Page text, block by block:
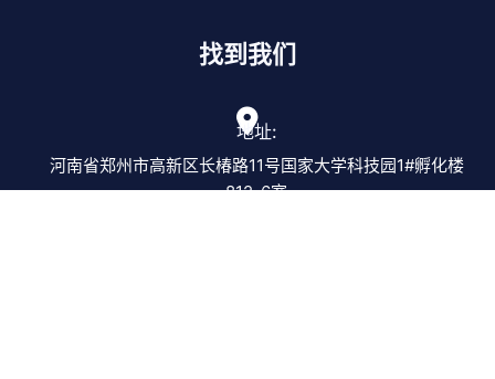
找到我们
地址:
河南省郑州市高新区长椿路11号国家大学科技园1#孵化楼
812-6室